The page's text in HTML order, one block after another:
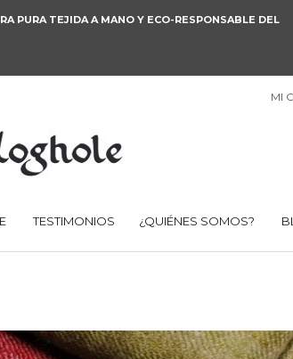
PURA TEJIDA A MANO Y ECO-RESPONSABLE DEL
MI
TESTIMONIOS ¿QUIÉNES SOMOS?